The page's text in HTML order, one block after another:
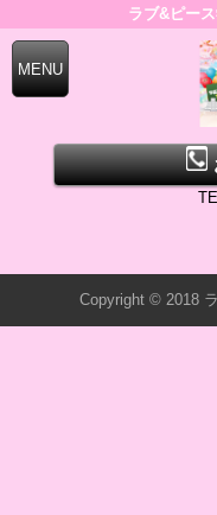
ラブ&ピー
Copyright © 2018